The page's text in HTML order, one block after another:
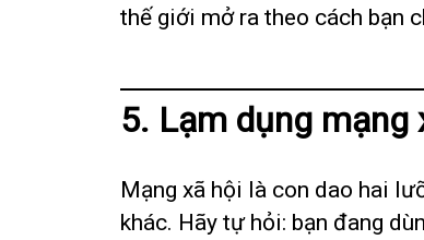
thế giới mở ra theo cách bạn
5. Lạm dụng mạng
Mạng xã hội là con dao hai
khác. Hãy tự hỏi: bạn đang